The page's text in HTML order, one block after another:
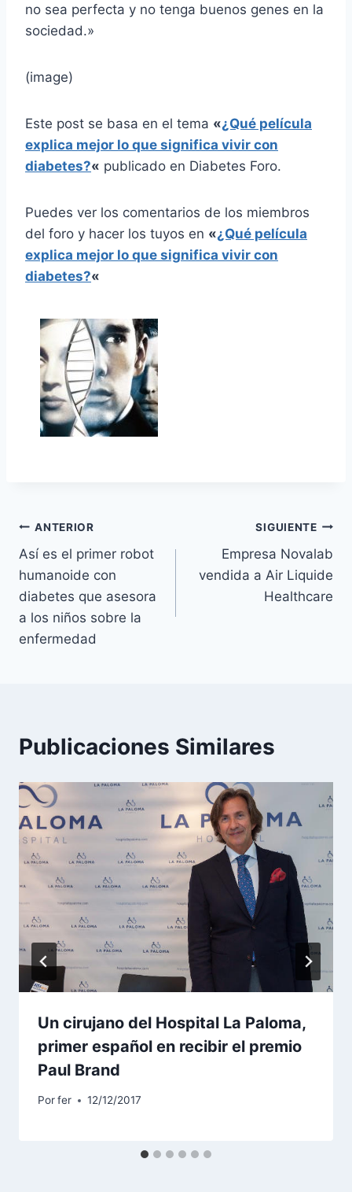
no sea perfecta y no tenga buenos genes en la
sociedad.»
(image)
Este post se basa en el tema «¿Qué película
explica mejor lo que significa vivir con
diabetes?« publicado en Diabetes Foro.
Puedes ver los comentarios de los miembros
del foro y hacer los tuyos en «¿Qué película
explica mejor lo que significa vivir con
diabetes?«
Navegación
de
entradas
ANTERIOR
Así es el primer robot
humanoide con
diabetes que asesora
a los niños sobre la
enfermedad
SIGUIENTE
Empresa Novalab
vendida a Air Liquide
Healthcare
Publicaciones Similares
Un cirujano del Hospital La Paloma,
primer español en recibir el premio
Paul Brand
Porfer 12/12/2017